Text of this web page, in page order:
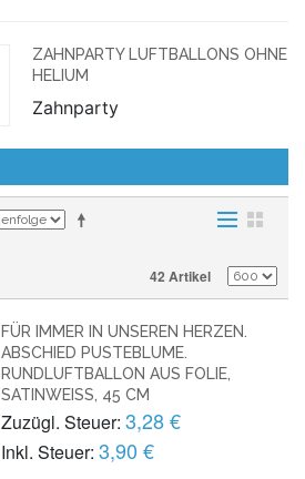
ZAHNPARTY LUFTBALLONS OHNE
HELIUM
Zahnparty
42 Artikel
FÜR IMMER IN UNSEREN HERZEN.
ABSCHIED PUSTEBLUME.
RUNDLUFTBALLON AUS FOLIE,
SATINWEISS, 45 CM
Zuzügl. Steuer: 3,28 €
Inkl. Steuer: 3,90 €